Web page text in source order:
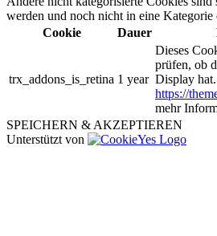
werden und noch nicht in eine Kategorie
Cookie
Dauer
trx_addons_is_retina 1 year
Dieses
prüfen, ob
Display
https://
mehr
SPEICHERN & AKZEPTIEREN
Unterstützt von